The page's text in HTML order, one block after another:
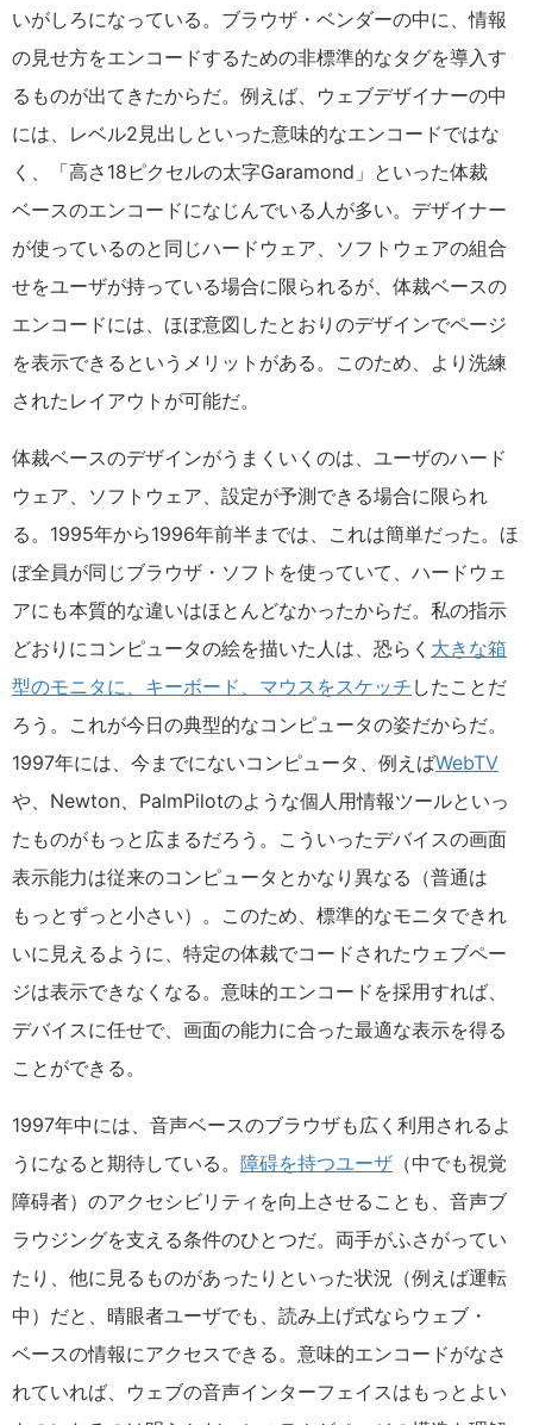
いがしろになっている。ブラウザ・ベンダーの中に、情報
の見せ方をエンコードするための非標準的なタグを導入す
るものが出てきたからだ。例えば、ウェブデザイナーの中
には、レベル2見出しといった意味的なエンコードではな
く、「高さ18ピクセルの太字Garamond」といった体裁
ベースのエンコードになじんでいる人が多い。デザイナー
が使っているのと同じハードウェア、ソフトウェアの組合
せをユーザが持っている場合に限られるが、体裁ベースの
エンコードには、ほぼ意図したとおりのデザインでページ
を表示できるというメリットがある。このため、より洗練
されたレイアウトが可能だ。
体裁ベースのデザインがうまくいくのは、ユーザのハード
ウェア、ソフトウェア、設定が予測できる場合に限られ
る。1995年から1996年前半までは、これは簡単だった。ほ
ぼ全員が同じブラウザ・ソフトを使っていて、ハードウェ
アにも本質的な違いはほとんどなかったからだ。私の指示
どおりにコンピュータの絵を描いた人は、恐らく 大きな箱
型のモニタに、キーボード、マウスをスケッチ したことだ
ろう。これが今日の典型的なコンピュータの姿だからだ。
1997年には、今までにないコンピュータ、例えばWebTV
や、Newton、PalmPilotのような個人用情報ツールといっ
たものがもっと広まるだろう。こういったデバイスの画面
表示能力は従来のコンピュータとかなり異なる（普通は
もっとずっと小さい）。このため、標準的なモニタできれ
いに見えるように、特定の体裁でコードされたウェブペー
ジは表示できなくなる。意味的エンコードを採用すれば、
デバイスに任せで、画面の能力に合った最適な表示を得る
ことができる。
1997年中には、音声ベースのブラウザも広く利用されるよ
うになると期待している。 障碍を持つユーザ （中でも視覚
障碍者）のアクセシビリティを向上させることも、音声ブ
ラウジングを支える条件のひとつだ。両手がふさがってい
たり、他に見るものがあったりといった状況（例えば運転
中）だと、晴眼者ユーザでも、読み上げ式ならウェブ・
ベースの情報にアクセスできる。意味的エンコードがなさ
れていれば、ウェブの音声インターフェイスはもっとよい